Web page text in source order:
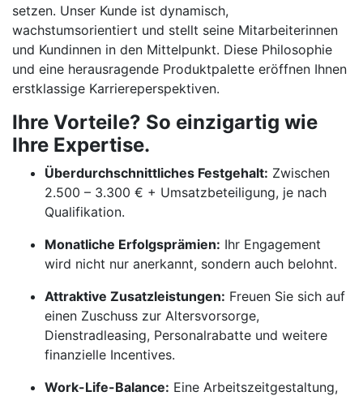
setzen. Unser Kunde ist dynamisch,
wachstumsorientiert und stellt seine Mitarbeiterinnen
und Kundinnen in den Mittelpunkt. Diese Philosophie
und eine herausragende Produktpalette eröffnen Ihnen
erstklassige Karriereperspektiven.
Ihre Vorteile? So einzigartig wie
Ihre Expertise.
Überdurchschnittliches Festgehalt: Zwischen
2.500 – 3.300 € + Umsatzbeteiligung, je nach
Qualifikation.
Monatliche Erfolgsprämien: Ihr Engagement
wird nicht nur anerkannt, sondern auch belohnt.
Attraktive Zusatzleistungen: Freuen Sie sich auf
einen Zuschuss zur Altersvorsorge,
Dienstradleasing, Personalrabatte und weitere
finanzielle Incentives.
Work-Life-Balance: Eine Arbeitszeitgestaltung,